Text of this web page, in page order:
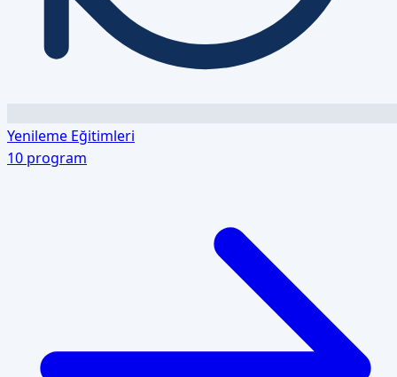
Yenileme Eğitimleri
10 program